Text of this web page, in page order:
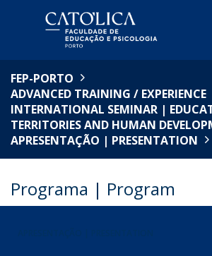
FEP-PORTO
ADVANCED TRAINING / EXPERIENCE
INTERNATIONAL SEMINAR |
TERRITORIES AND HUMAN
APRESENTAÇÃO | PRESENTATION
Programa | Program